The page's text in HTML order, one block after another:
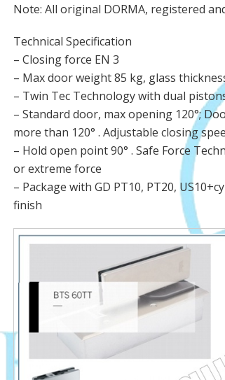
Note: All original DORMA, registered
Technical Specification
– Closing force EN 3
– Max door weight 85 kg, glass
– Twin Tec Technology with dual
– Standard door, max opening 120°;
more than 120° . Adjustable closing
– Hold open point 90° . Safe Force
or extreme force
– Package with GD PT10, PT20,
finish